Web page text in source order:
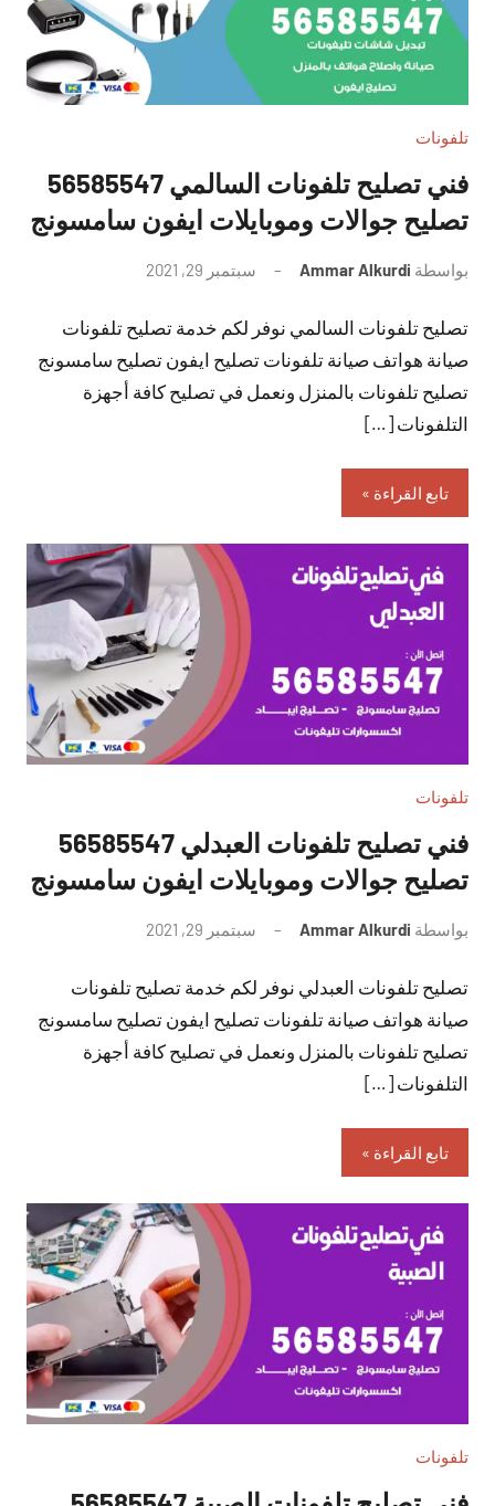
تلفونات
فني تصليح تلفونات السالمي 56585547
تصليح جوالات وموبايلات ايفون سامسونج
بواسطة Ammar Alkurdi سبتمبر 29, 2021
تعليقات
تصليح تلفونات السالمي نوفر لكم خدمة تصليح تلفونات
صيانة هواتف صيانة تلفونات تصليح ايفون تصليح سامسونج
تصليح تلفونات بالمنزل ونعمل في تصليح كافة أجهزة
التلفونات […]
تابع القراءة
تلفونات
فني تصليح تلفونات العبدلي 56585547
تصليح جوالات وموبايلات ايفون سامسونج
بواسطة Ammar Alkurdi سبتمبر 29, 2021
تعليقات
تصليح تلفونات العبدلي نوفر لكم خدمة تصليح تلفونات
صيانة هواتف صيانة تلفونات تصليح ايفون تصليح سامسونج
تصليح تلفونات بالمنزل ونعمل في تصليح كافة أجهزة
التلفونات […]
تابع القراءة
تلفونات